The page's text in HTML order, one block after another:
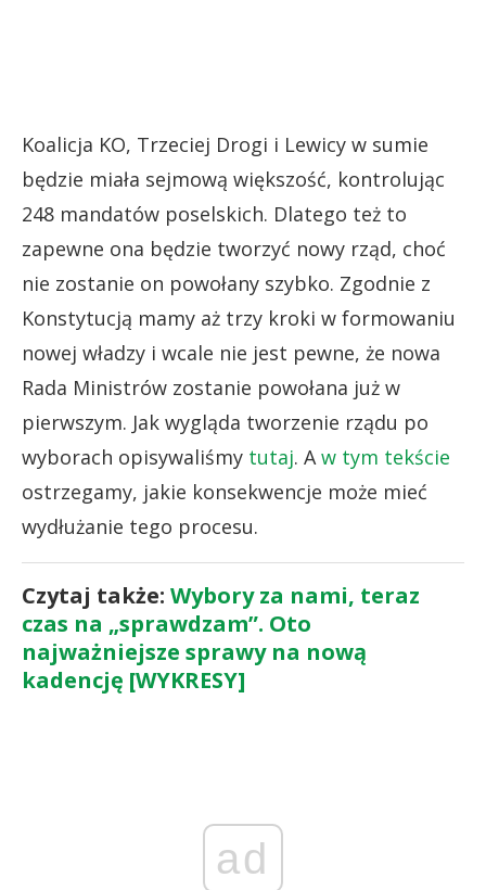
Koalicja KO, Trzeciej Drogi i Lewicy w sumie
będzie miała sejmową większość, kontrolując
248 mandatów poselskich. Dlatego też to
zapewne ona będzie tworzyć nowy rząd, choć
nie zostanie on powołany szybko. Zgodnie z
Konstytucją mamy aż trzy kroki w formowaniu
nowej władzy i wcale nie jest pewne, że nowa
Rada Ministrów zostanie powołana już w
pierwszym. Jak wygląda tworzenie rządu po
wyborach opisywaliśmy tutaj. A w tym tekście
ostrzegamy, jakie konsekwencje może mieć
wydłużanie tego procesu.
Czytaj także: Wybory za nami, teraz
czas na „sprawdzam”. Oto
najważniejsze sprawy na nową
kadencję [WYKRESY]
ad